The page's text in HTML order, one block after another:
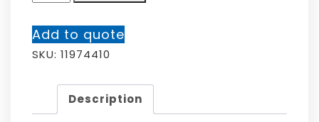
Add to quote
SKU: 11974410
Description